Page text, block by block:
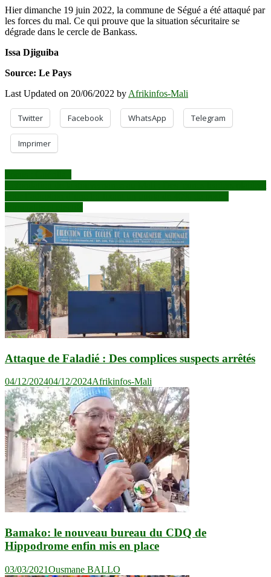
Hier dimanche 19 juin 2022, la commune de Ségué a été attaqué par
les forces du mal. Ce qui prouve que la situation sécuritaire se
dégrade dans le cercle de Bankass.
Issa Djiguiba
Source: Le Pays
Last Updated on 20/06/2022 by Afrikinfos-Mali
Twitter Facebook WhatsApp Telegram
Imprimer
Navigation
de
l’article
Attaque de Faladié : Des complices suspects arrêtés
04/12/202404/12/2024Afrikinfos-Mali
Bamako: le nouveau bureau du CDQ de
Hippodrome enfin mis en place
03/03/2021Ousmane BALLO